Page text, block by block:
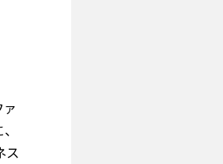
ス